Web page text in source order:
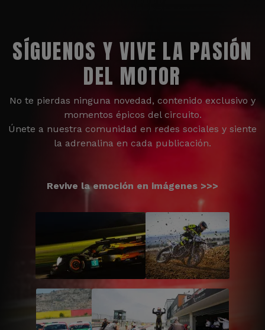
SÍGUENOS Y VIVE LA PASIÓN
DEL MOTOR
No te pierdas ninguna novedad, contenido exclusivo y
momentos épicos del circuito.
Únete a nuestra comunidad en redes sociales y siente
la adrenalina en cada publicación.
Revive la emoción en imágenes >>>